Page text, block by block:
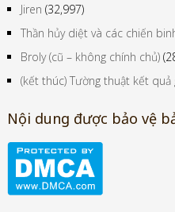
Jiren (32,997)
Thần hủy diệt và các chiến
Broly (cũ – không chính chủ)
(kết thúc) Tường thuật kết quả
Nội dung được bảo vệ